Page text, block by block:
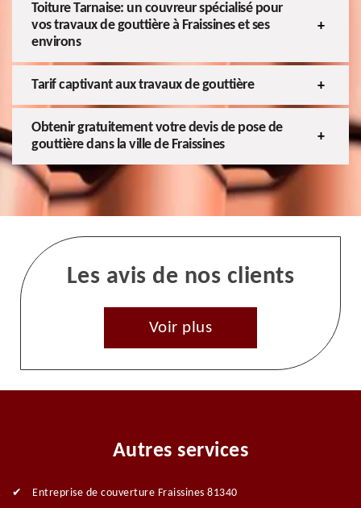
Toiture Tarnaise: un couvreur spécialisé pour
vos travaux de gouttière à Fraissines et ses
environs
Tarif captivant aux travaux de gouttière
Obtenir gratuitement votre devis de pose de
gouttière dans la ville de Fraissines
Les avis de nos clients
Voir plus
Autres services
Entreprise de couverture Fraissines 81340